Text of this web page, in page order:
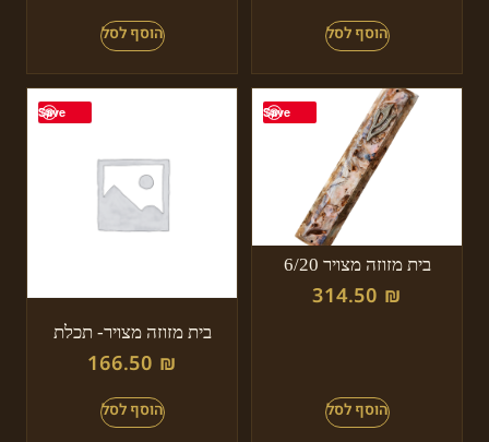
Save
בית מזוזה מצויר 6/20
314.50 ₪
Save
בית מזוזה מצויר- תכלת
166.50 ₪